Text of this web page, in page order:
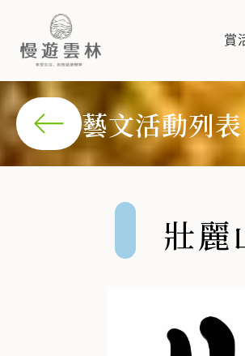
壯麗山河—黃乾成(
黃乾成本次展覽以壯麗山河為主題，亦
賞
藝文活動列表
壯